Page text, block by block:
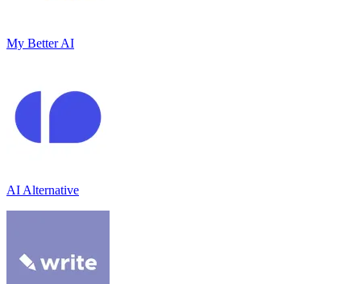
My Better AI
AI Alternative